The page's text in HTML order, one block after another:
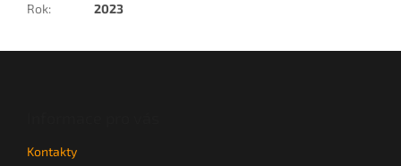
Rok: 2023
Kontakty